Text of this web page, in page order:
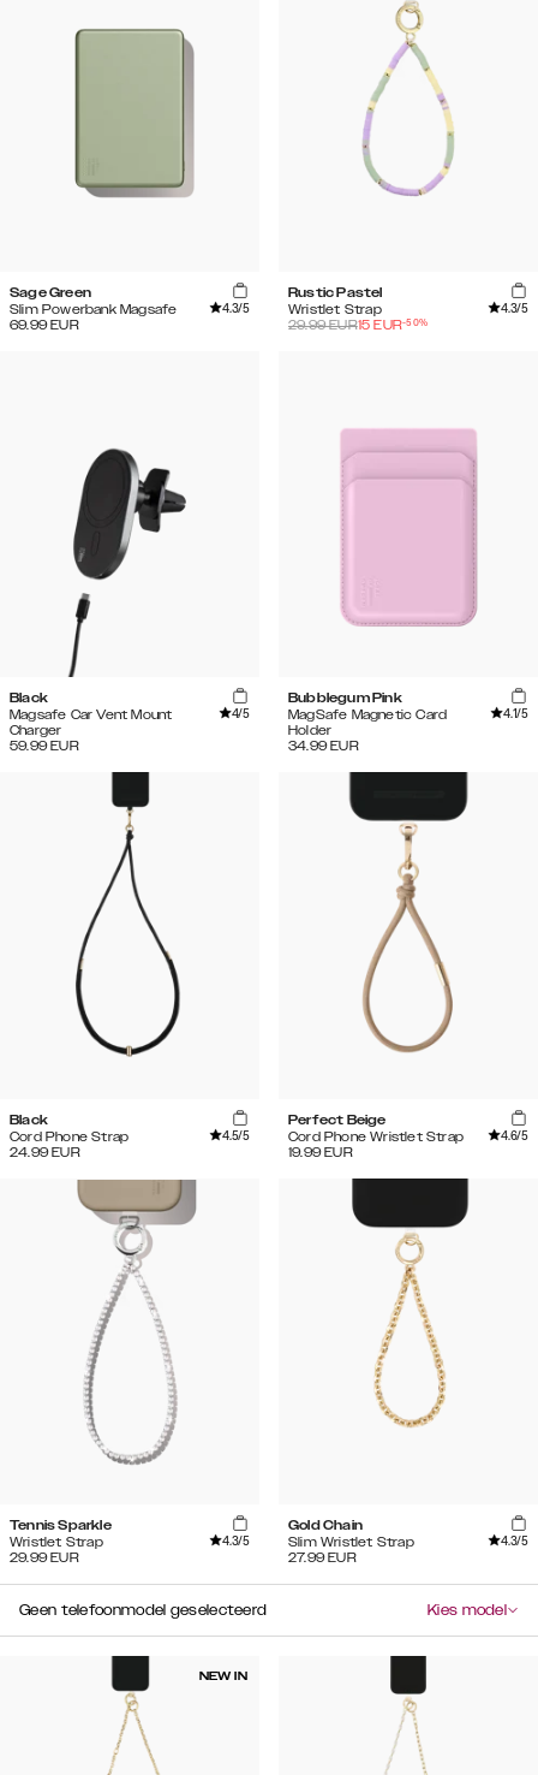
Sage Green
Slim Powerbank Magsafe
4.3/5
69.99 EUR
Rustic Pastel
Wristlet Strap
4.3/5
29.99EUR15 EUR-50%
Black
Magsafe Car Vent Mount
Charger
4/5
59.99 EUR
Bubblegum Pink
MagSafe Magnetic Card
Holder
4.1/5
34.99 EUR
Black
Cord Phone Strap
4.5/5
24.99 EUR
Perfect Beige
Cord Phone Wristlet Strap
4.6/5
19.99 EUR
Tennis Sparkle
Wristlet Strap
4.3/5
29.99 EUR
Gold Chain
Slim Wristlet Strap
4.3/5
27.99 EUR
Geen telefoonmodel geselecteerd Kies model
NEW IN